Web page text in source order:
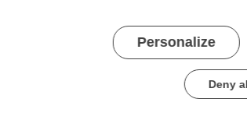
à distance assurés par lecentre
il peut suivre un enseignement
Personalize
Deny